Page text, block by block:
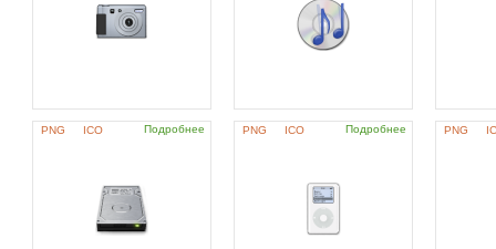
PNG ICO Подробнее PNG ICO Подробнее PNG